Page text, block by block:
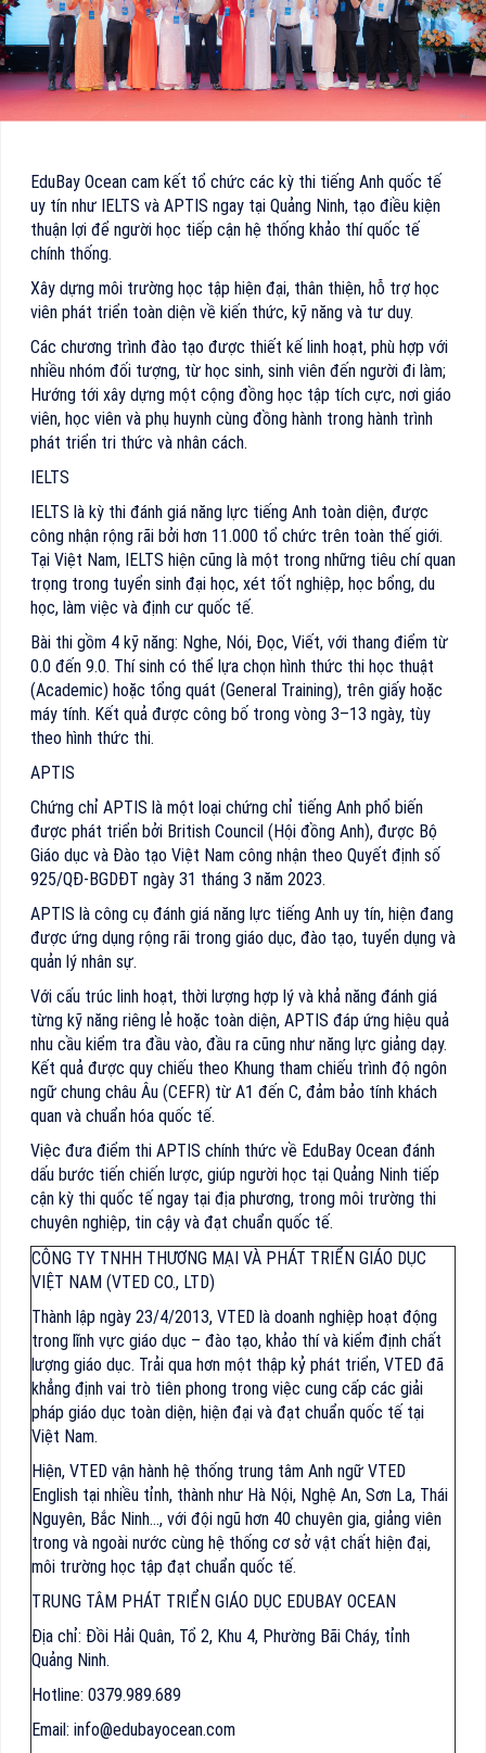
EduBay Ocean cam kết tổ chức các kỳ thi tiếng Anh quốc tế
uy tín như IELTS và APTIS ngay tại Quảng Ninh, tạo điều kiện
thuận lợi để người học tiếp cận hệ thống khảo thí quốc tế
chính thống.
Xây dựng môi trường học tập hiện đại, thân thiện, hỗ trợ học
viên phát triển toàn diện về kiến thức, kỹ năng và tư duy.
Các chương trình đào tạo được thiết kế linh hoạt, phù hợp với
nhiều nhóm đối tượng, từ học sinh, sinh viên đến người đi làm;
Hướng tới xây dựng một cộng đồng học tập tích cực, nơi giáo
viên, học viên và phụ huynh cùng đồng hành trong hành trình
phát triển tri thức và nhân cách.
IELTS
IELTS là kỳ thi đánh giá năng lực tiếng Anh toàn diện, được
công nhận rộng rãi bởi hơn 11.000 tổ chức trên toàn thế giới.
Tại Việt Nam, IELTS hiện cũng là một trong những tiêu chí quan
trọng trong tuyển sinh đại học, xét tốt nghiệp, học bổng, du
học, làm việc và định cư quốc tế.
Bài thi gồm 4 kỹ năng: Nghe, Nói, Đọc, Viết, với thang điểm từ
0.0 đến 9.0. Thí sinh có thể lựa chọn hình thức thi học thuật
(Academic) hoặc tổng quát (General Training), trên giấy hoặc
máy tính. Kết quả được công bố trong vòng 3–13 ngày, tùy
theo hình thức thi.
APTIS
Chứng chỉ APTIS là một loại chứng chỉ tiếng Anh phổ biến
được phát triển bởi British Council (Hội đồng Anh), được Bộ
Giáo dục và Đào tạo Việt Nam công nhận theo Quyết định số
925/QĐ-BGDĐT ngày 31 tháng 3 năm 2023.
APTIS là công cụ đánh giá năng lực tiếng Anh uy tín, hiện đang
được ứng dụng rộng rãi trong giáo dục, đào tạo, tuyển dụng và
quản lý nhân sự.
Với cấu trúc linh hoạt, thời lượng hợp lý và khả năng đánh giá
từng kỹ năng riêng lẻ hoặc toàn diện, APTIS đáp ứng hiệu quả
nhu cầu kiểm tra đầu vào, đầu ra cũng như năng lực giảng dạy.
Kết quả được quy chiếu theo Khung tham chiếu trình độ ngôn
ngữ chung châu Âu (CEFR) từ A1 đến C, đảm bảo tính khách
quan và chuẩn hóa quốc tế.
Việc đưa điểm thi APTIS chính thức về EduBay Ocean đánh
dấu bước tiến chiến lược, giúp người học tại Quảng Ninh tiếp
cận kỳ thi quốc tế ngay tại địa phương, trong môi trường thi
chuyên nghiệp, tin cậy và đạt chuẩn quốc tế.
CÔNG TY TNHH THƯƠNG MẠI VÀ PHÁT TRIỂN GIÁO DỤC
VIỆT NAM (VTED CO., LTD)
Thành lập ngày 23/4/2013, VTED là doanh nghiệp hoạt động
trong lĩnh vực giáo dục – đào tạo, khảo thí và kiểm định chất
lượng giáo dục. Trải qua hơn một thập kỷ phát triển, VTED đã
khẳng định vai trò tiên phong trong việc cung cấp các giải
pháp giáo dục toàn diện, hiện đại và đạt chuẩn quốc tế tại
Việt Nam.
Hiện, VTED vận hành hệ thống trung tâm Anh ngữ VTED
English tại nhiều tỉnh, thành như Hà Nội, Nghệ An, Sơn La, Thái
Nguyên, Bắc Ninh…, với đội ngũ hơn 40 chuyên gia, giảng viên
trong và ngoài nước cùng hệ thống cơ sở vật chất hiện đại,
môi trường học tập đạt chuẩn quốc tế.
TRUNG TÂM PHÁT TRIỂN GIÁO DỤC EDUBAY OCEAN
Địa chỉ: Đồi Hải Quân, Tổ 2, Khu 4, Phường Bãi Cháy, tỉnh
Quảng Ninh.
Hotline: 0379.989.689
Email: info@edubayocean.com